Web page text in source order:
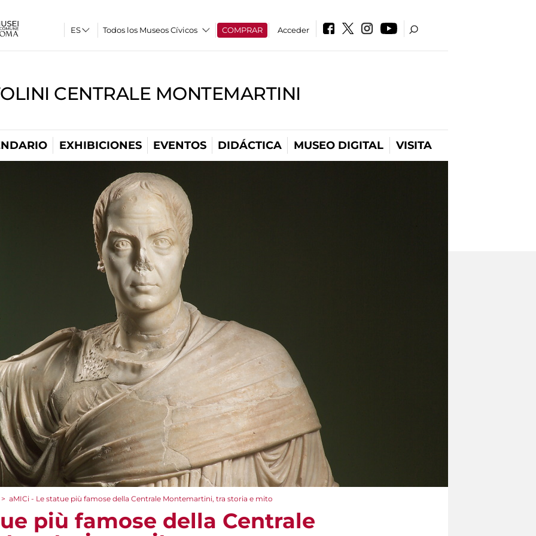
Todos los Museos Cívicos COMPRAR Acceder
CENTRALE MONTEMARTINI
EXHIBICIONES EVENTOS DIDÁCTICA MUSEO DIGITAL VISITA
> aMICi - Le statue più famose della Centrale Montemartini, tra storia e mito
più famose della Centrale